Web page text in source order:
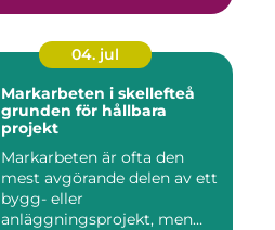
04. jul
Markarbeten i skellefteå
grunden för hållbara
projekt
Markarbeten är ofta den
mest avgörande delen av ett
bygg- eller
anläggningsprojekt, men